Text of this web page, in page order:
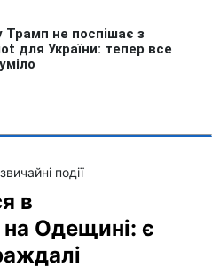
події
в
на Одещині: є